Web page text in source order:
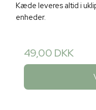
Kæde leveres altid i
enheder.
49,00 DKK